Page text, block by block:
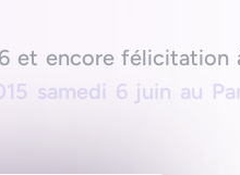
et encore félicitation
samedi 6 juin au